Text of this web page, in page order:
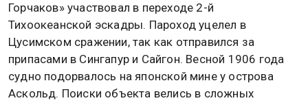
Горчаков» участвовал в переходе 2-й
Тихоокеанской эскадры. Пароход уцелел в
Цусимском сражении, так как отправился за
припасами в Сингапур и Сайгон. Весной 1906 года
судно подорвалось на японской мине у острова
Аскольд. Поиски объекта велись в сложных